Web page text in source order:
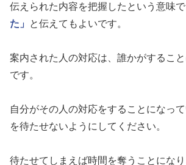
伝えられた内容を把握したという意味で
た」
と伝えてもよいです。
案内された人の対応は、誰かがするこ
です。
自分がその人の対応をすることになっ
を待たせないようにしてください。
待たせてしまえば時間を奪うことにな